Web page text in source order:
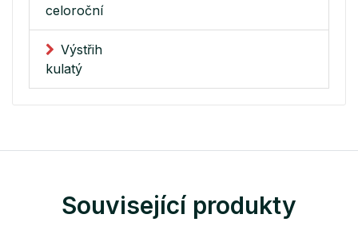
celoroční
Výstřih
kulatý
Související produkty